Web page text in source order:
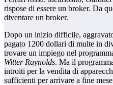
rispose di essere un broker. Da
diventare un broker.
Dopo un inizio difficile,
pagato 1200 dollari di multe in
trovare un impiego nel
Witter Raynolds. Ma il
introiti per la vendita di
sufficienti per arrivare a fine